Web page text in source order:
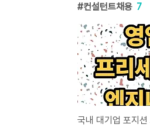
컨설턴트채용 7